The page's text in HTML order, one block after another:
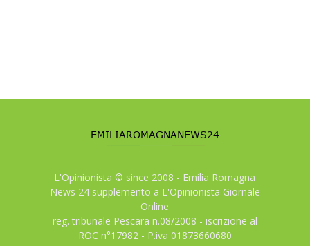
L'Opinionista © since 2008 - Emilia Romagna
News 24 supplemento a L'Opinionista Giornale
Online
reg. tribunale Pescara n.08/2008 - iscrizione al
ROC n°17982 - P.iva 01873660680